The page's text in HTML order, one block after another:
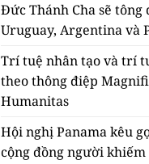
Đức Thánh Cha sẽ tông
Uruguay, Argentina và
Trí tuệ nhân tạo và trí
theo thông điệp
Humanitas
Hội nghị Panama kêu
cộng đồng người